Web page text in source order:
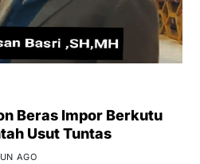
Beras Impor Berkutu
Usut Tuntas
AGO